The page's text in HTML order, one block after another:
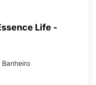
Life -
Banheiro